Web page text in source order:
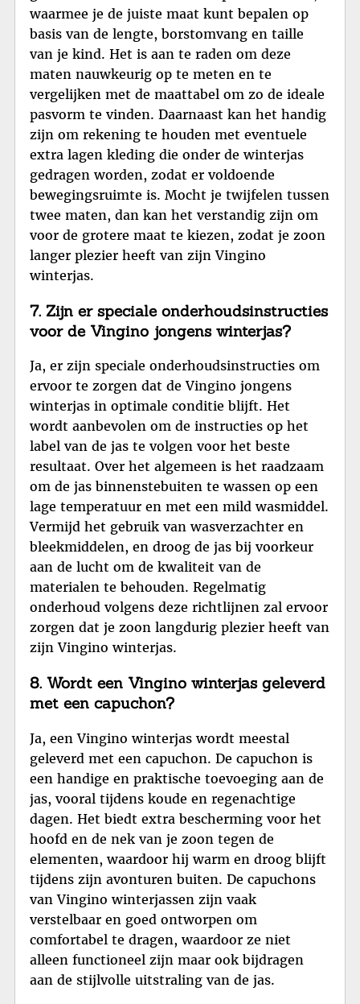
waarmee je de juiste maat kunt bepalen op
basis van de lengte, borstomvang en taille
van je kind. Het is aan te raden om deze
maten nauwkeurig op te meten en te
vergelijken met de maattabel om zo de ideale
pasvorm te vinden. Daarnaast kan het handig
zijn om rekening te houden met eventuele
extra lagen kleding die onder de winterjas
gedragen worden, zodat er voldoende
bewegingsruimte is. Mocht je twijfelen tussen
twee maten, dan kan het verstandig zijn om
voor de grotere maat te kiezen, zodat je zoon
langer plezier heeft van zijn Vingino
winterjas.
7. Zijn er speciale onderhoudsinstructies
voor de Vingino jongens winterjas?
Ja, er zijn speciale onderhoudsinstructies om
ervoor te zorgen dat de Vingino jongens
winterjas in optimale conditie blijft. Het
wordt aanbevolen om de instructies op het
label van de jas te volgen voor het beste
resultaat. Over het algemeen is het raadzaam
om de jas binnenstebuiten te wassen op een
lage temperatuur en met een mild wasmiddel.
Vermijd het gebruik van wasverzachter en
bleekmiddelen, en droog de jas bij voorkeur
aan de lucht om de kwaliteit van de
materialen te behouden. Regelmatig
onderhoud volgens deze richtlijnen zal ervoor
zorgen dat je zoon langdurig plezier heeft van
zijn Vingino winterjas.
8. Wordt een Vingino winterjas geleverd
met een capuchon?
Ja, een Vingino winterjas wordt meestal
geleverd met een capuchon. De capuchon is
een handige en praktische toevoeging aan de
jas, vooral tijdens koude en regenachtige
dagen. Het biedt extra bescherming voor het
hoofd en de nek van je zoon tegen de
elementen, waardoor hij warm en droog blijft
tijdens zijn avonturen buiten. De capuchons
van Vingino winterjassen zijn vaak
verstelbaar en goed ontworpen om
comfortabel te dragen, waardoor ze niet
alleen functioneel zijn maar ook bijdragen
aan de stijlvolle uitstraling van de jas.